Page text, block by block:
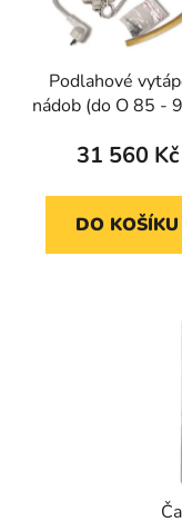
Podlahové
nádob (do O 85
31 560 Kč
DO KOŠÍKU